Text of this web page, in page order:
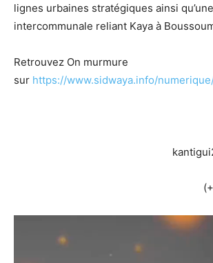
lignes urbaines stratégiques ainsi
intercommunale reliant Kaya à
Retrouvez On murmure
sur https://www.sidwaya.info/
Lecteur